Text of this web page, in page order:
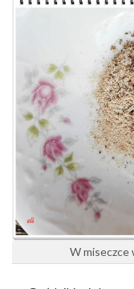
W miseczce